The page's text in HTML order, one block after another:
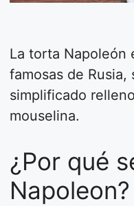
La torta Napoleón
famosas de
simplificado
mouselina.
¿Por qué
Napoleon?